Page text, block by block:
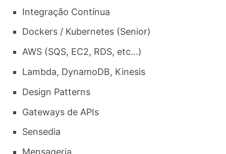
Integração Contínua
Dockers / Kubernetes (Senior)
AWS (SQS, EC2, RDS, etc...)
Lambda, DynamoDB, Kinesis
Design Patterns
Gateways de APIs
Sensedia
Mensageria